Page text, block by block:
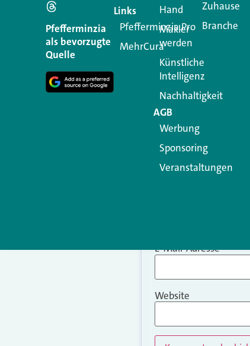
Ihre E-Mail-Adresse
Kommentar
E-Mail-Adresse*
Website
Pfefferminzia
als bevorzugte
Quelle
Links
Pfefferminzia.Pro
MehrCura
Hand
Makler
werden
Künstliche
Intelligenz
Nachhaltigkeit
AGB
Werbung
Sponsoring
Veranstaltungen
Zuhause
Branche